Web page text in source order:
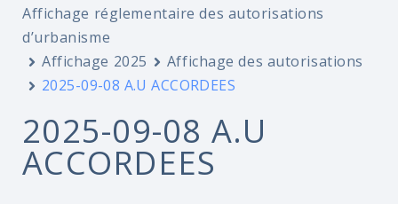
Affichage réglementaire des autorisations
d’urbanisme
Affichage 2025
Affichage des autorisations
2025-09-08 A.U ACCORDEES
2025-09-08 A.U
ACCORDEES